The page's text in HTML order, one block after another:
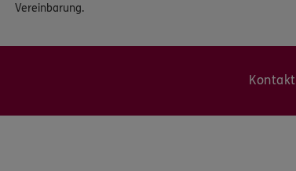
Vereinbarung.
Kontakt